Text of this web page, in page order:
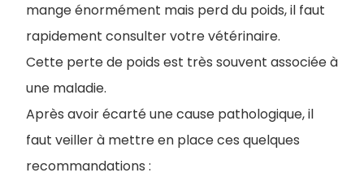
mange énormément mais perd du poids, il faut
rapidement consulter votre vétérinaire.
Cette perte de poids est très souvent associée à
une maladie.
Après avoir écarté une cause pathologique, il
faut veiller à mettre en place ces quelques
recommandations :